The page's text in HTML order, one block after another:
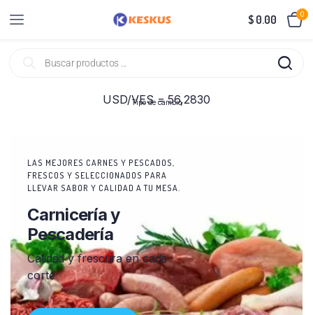
$ 0.00 0
Tipo de cambio
USD/VES = 56,2830
LAS MEJORES CARNES Y PESCADOS,
FRESCOS Y SELECCIONADOS PARA
LLEVAR SABOR Y CALIDAD A TU MESA.
Carnicería y
Pescadería
Calidad y frescura en cada
corte